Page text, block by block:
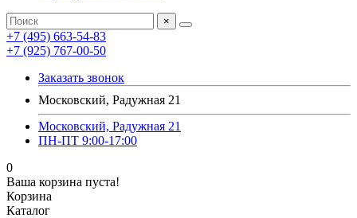
×
+7 (495) 663-54-83
+7 (925) 767-00-50
Заказать звонок
Московский, Радужная 21
Московский, Радужная 21
ПН-ПТ 9:00-17:00
0
Ваша корзина пуста!
Корзина
Каталог